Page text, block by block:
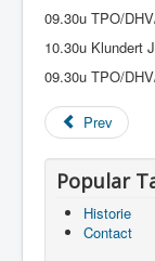
09.30u TPO/
10.30u Klundert
09.30u TPO/
Prev
Popular
Historie
Contact